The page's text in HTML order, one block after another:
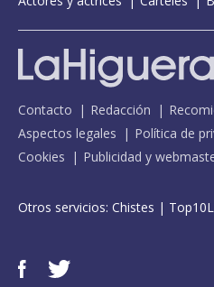
Contacto Redacción
Aspectos legales
Política de
Cookies
Publicidad y
Otros servicios: Chistes |